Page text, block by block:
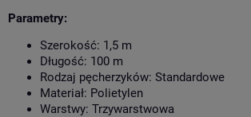
Parametry:
Szerokość: 1,5 m
Długość: 100 m
Rodzaj pęcherzyków: Standardowe
Materiał: Polietylen
Warstwy: Trzywarstwowa